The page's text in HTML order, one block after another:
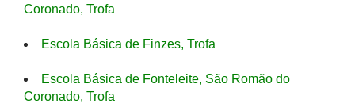
Coronado, Trofa
Escola Básica de Finzes, Trofa
Escola Básica de Fonteleite, São Romão do
Coronado, Trofa